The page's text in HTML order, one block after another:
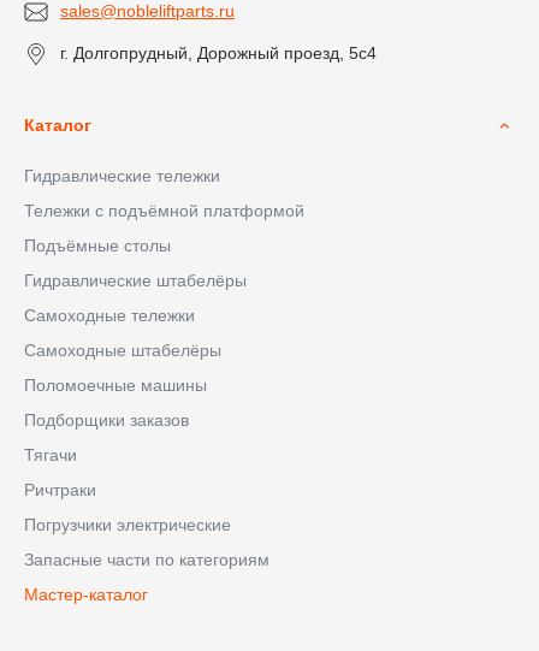
sales@nobleliftparts.ru
г. Долгопрудный, Дорожный проезд, 5с4
Каталог
Гидравлические тележки
Тележки с подъёмной платформой
Подъёмные столы
Гидравлические штабелёры
Самоходные тележки
Самоходные штабелёры
Поломоечные машины
Подборщики заказов
Тягачи
Ричтраки
Погрузчики электрические
Запасные части по категориям
Мастер-каталог